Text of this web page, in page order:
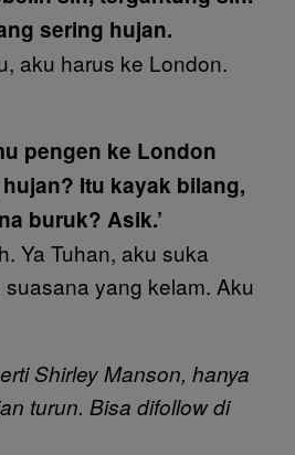
sering hujan.
aku harus ke London.
pengen ke London
Itu kayak bilang,
buruk? Asik.’
Ya Tuhan, aku suka
yang kelam. Aku
Shirley Manson, hanya
turun. Bisa difollow di